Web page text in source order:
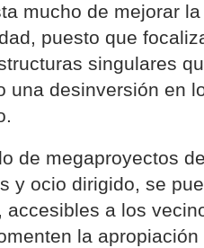
mucho de mejorar
puesto que
singulares
una desinversión en
de megaproyectos
y ocio dirigido, se
accesibles a los
la